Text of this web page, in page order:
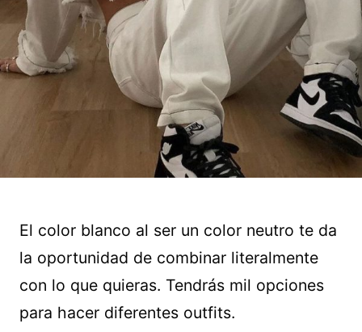
El color blanco al ser un color neutro te da
la oportunidad de combinar literalmente
con lo que quieras. Tendrás mil opciones
para hacer diferentes outfits.